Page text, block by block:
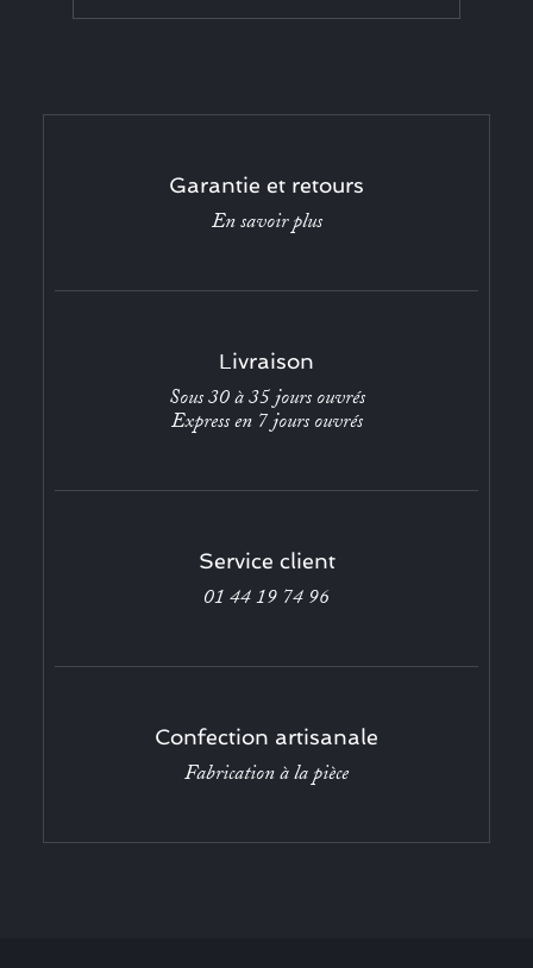
Garantie et retours
En savoir plus
Livraison
Sous 30 à 35 jours ouvrés
Express en 7 jours ouvrés
Service client
01 44 19 74 96
Confection artisanale
Fabrication à la pièce